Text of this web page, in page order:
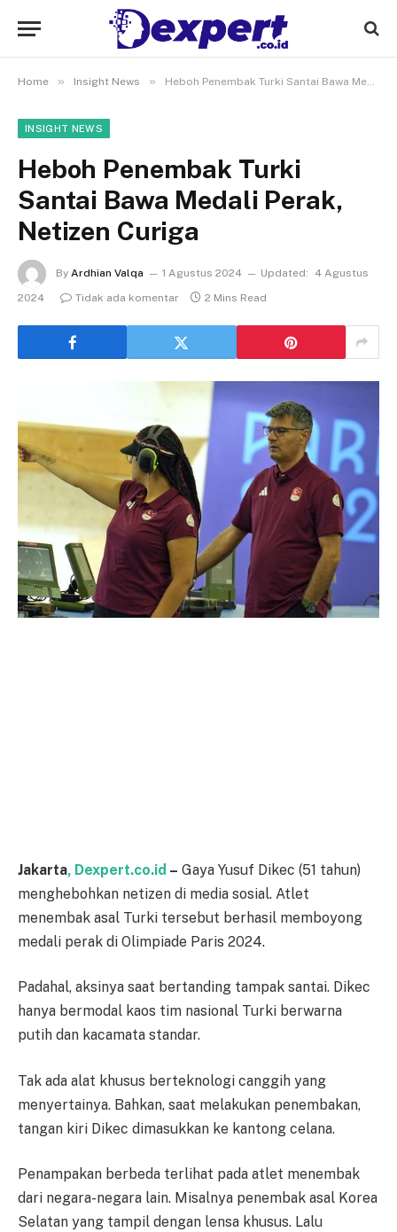
Home » Insight News » Heboh Penembak Turki Santai Bawa Medali Perak, Netizen Curiga
INSIGHT NEWS
Heboh Penembak Turki
Santai Bawa Medali Perak,
Netizen Curiga
By Ardhian Valqa 1 Agustus 2024 Updated:
4 Agustus
2024
Tidak ada komentar 2 Mins Read
Jakarta, Dexpert.co.id – Gaya Yusuf Dikec (51 tahun)
menghebohkan netizen di media sosial. Atlet
menembak asal Turki tersebut berhasil memboyong
medali perak di Olimpiade Paris 2024.
Padahal, aksinya saat bertanding tampak santai. Dikec
hanya bermodal kaos tim nasional Turki berwarna
putih dan kacamata standar.
Tak ada alat khusus berteknologi canggih yang
menyertainya. Bahkan, saat melakukan penembakan,
tangan kiri Dikec dimasukkan ke kantong celana.
Penampakan berbeda terlihat pada atlet menembak
dari negara-negara lain. Misalnya penembak asal Korea
Selatan yang tampil dengan lensa khusus. Lalu